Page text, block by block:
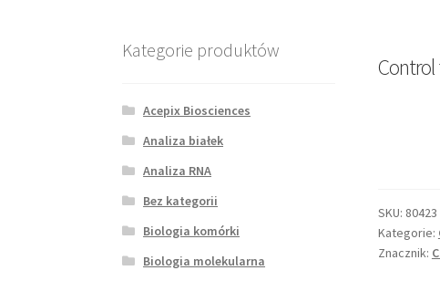
Control
SKU: 80423
Kategorie:
Znacznik:
Kategorie produktów
Acepix Biosciences
Analiza białek
Analiza RNA
Bez kategorii
Biologia komórki
Biologia molekularna